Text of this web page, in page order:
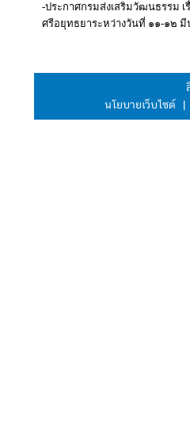
-ประกาศกรมส่งเสริมวัฒนธรรม
ศรีอยุทธยาระหว่างวันที่ ๑๑-๑๒
นโยบายเว็บไซต์
|